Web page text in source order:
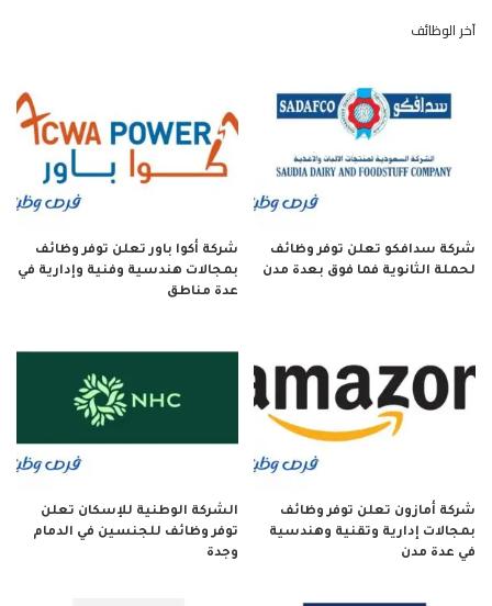
آخر الوظائف
شركة سدافكو تعلن توفر وظائف
لحملة الثانوية فما فوق بعدة مدن
شركة أكوا باور تعلن توفر وظائف
بمجالات هندسية وفنية وإدارية في
عدة مناطق
شركة أمازون تعلن توفر وظائف
بمجالات إدارية وتقنية وهندسية
في عدة مدن
الشركة الوطنية للإسكان تعلن
توفر وظائف للجنسين في الدمام
وجدة